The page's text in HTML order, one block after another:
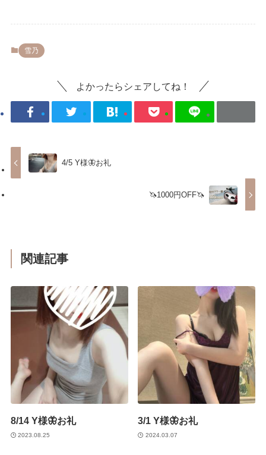
雪乃
よかったらシェアしてね！
4/5 Y様🦋お礼
🦄1000円OFF🦄
関連記事
8/14 Y様🦋お礼
2023.08.25
3/1 Y様🦋お礼
2024.03.07